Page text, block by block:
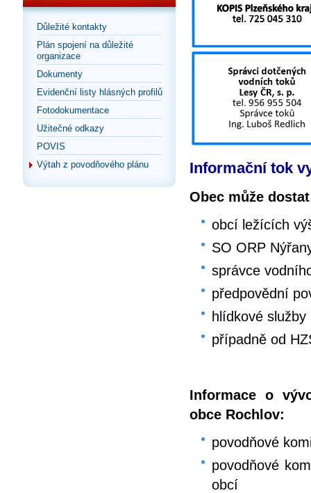
Důležité kontakty
Plán spojení na důležité
organizace
Dokumenty
Evidenční listy hlásných profilů
Fotodokumentace
Užitečné odkazy
POVIS
Výtah z povodňového plánu
Informační tok
Obec může
obcí ležících
SO ORP
správce
předpovědní
hlídkové služby
případně od
Informace o
obce Rochlov:
povodňové
povodňové
obcí